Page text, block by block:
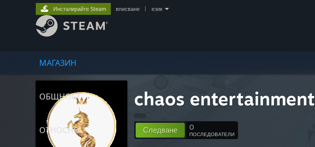
МАГАЗИН
ОБЩНОСТ
ОТНОСНО
Инсталирайте Steam вписване език
chaos entertainment
Следване 0
ПОСЛЕДОВАТЕЛИ